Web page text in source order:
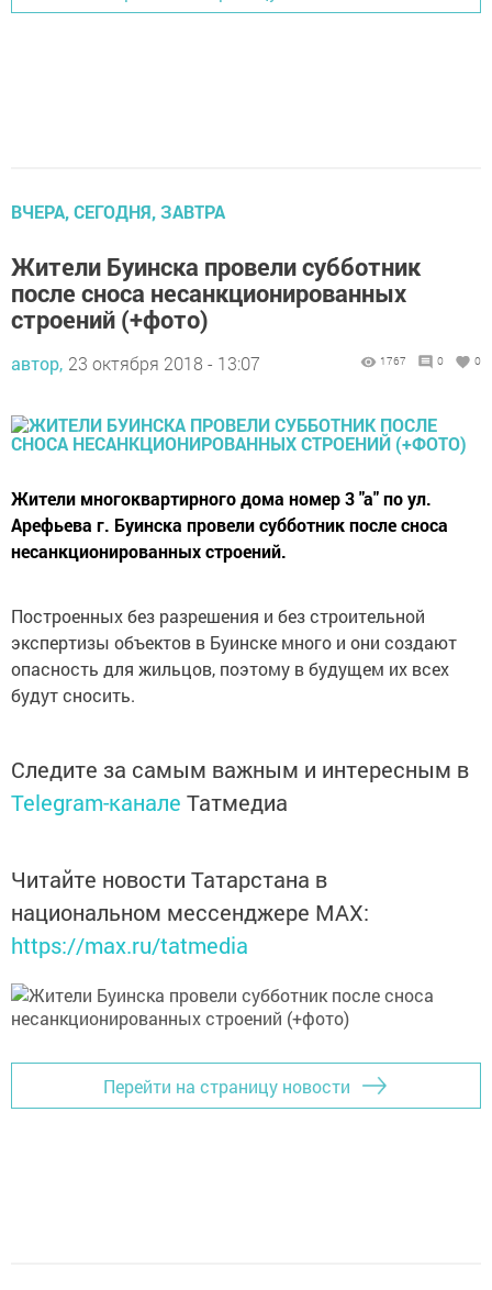
ВЧЕРА, СЕГОДНЯ, ЗАВТРА
Жители Буинска провели субботник
после сноса несанкционированных
строений (+фото)
автор, 23 октября 2018 - 13:07 1767 0 0
Жители многоквартирного дома номер 3 "а" по ул.
Арефьева г. Буинска провели субботник после сноса
несанкционированных строений.
Построенных без разрешения и без строительной
экспертизы объектов в Буинске много и они создают
опасность для жильцов, поэтому в будущем их всех
будут сносить.
Следите за самым важным и интересным в
Telegram-канале Татмедиа
Читайте новости Татарстана в
национальном мессенджере MАХ:
https://max.ru/tatmedia
Перейти на страницу новости